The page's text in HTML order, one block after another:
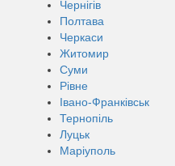
Чернігів
Полтава
Черкаси
Житомир
Суми
Рівне
Івано-Франківськ
Тернопіль
Луцьк
Маріуполь